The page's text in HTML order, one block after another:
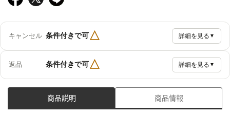
キャンセル 条件付きで可△ 詳細を見る ▼
返品 条件付きで可△ 詳細を見る ▼
商品説明 商品情報